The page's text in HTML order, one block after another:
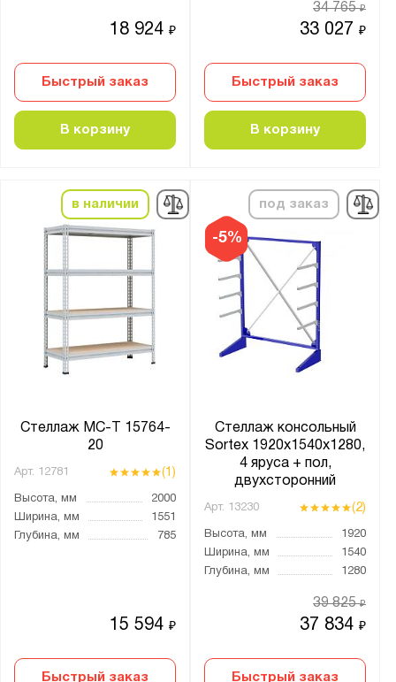
18 924₽
Быстрый заказ
В корзину
33 027₽
34 765₽
Быстрый заказ
В корзину
в наличии
Стеллаж МС-Т 15764-
20
Арт. 12781 (1)
Высота, мм
2000
Ширина, мм
1551
Глубина, мм
785
15 594₽
Быстрый заказ
-5%
под заказ
Стеллаж консольный
Sortex 1920х1540х1280,
4 яруса + пол,
двухсторонний
Арт. 13230 (2)
Высота, мм
1920
Ширина, мм
1540
Глубина, мм
1280
37 834₽
39 825₽
Быстрый заказ